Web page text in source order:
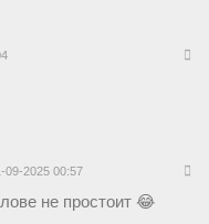
09-2025 00:57
не простоит 😂